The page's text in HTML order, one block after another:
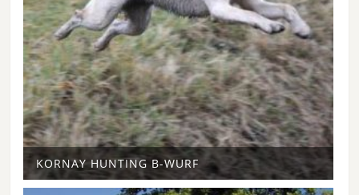
KORNAY HUNTING B-WURF